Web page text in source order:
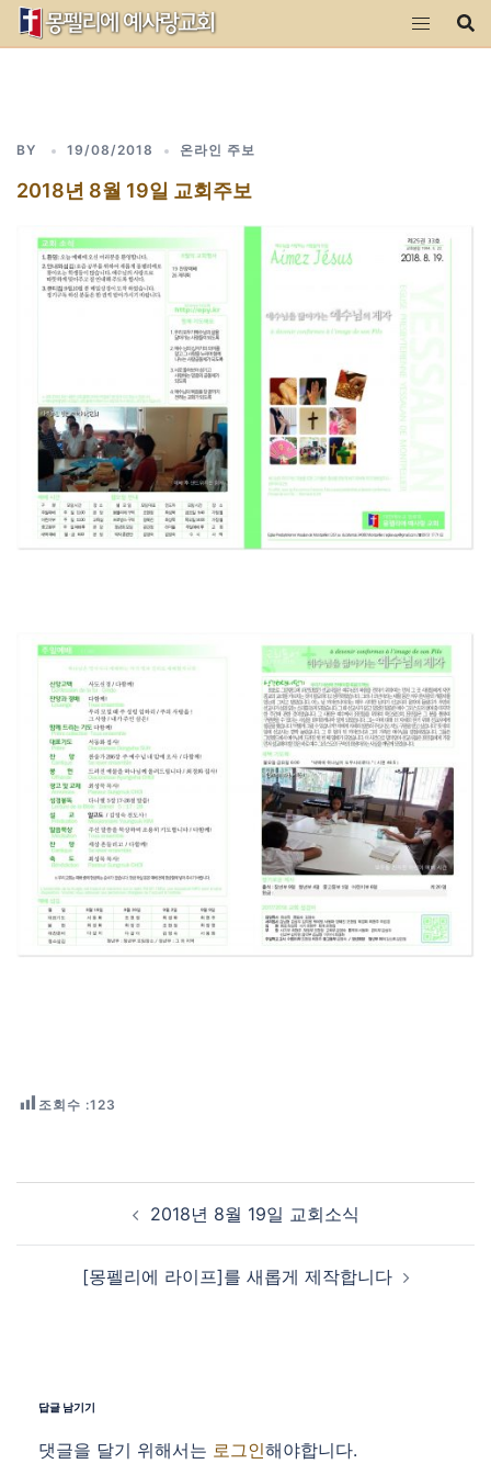
Skip
BY 19/08/2018 온라인 주보
2018년 8월 19일 교회주보
조회수 :123
Post navigation
2018년 8월 19일 교회소식
[몽펠리에 라이프]를 새롭게 제작합니다
답글 남기기
댓글을 달기 위해서는 로그인해야합니다.